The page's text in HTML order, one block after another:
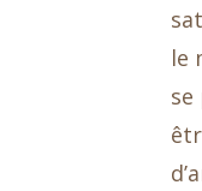
le
se